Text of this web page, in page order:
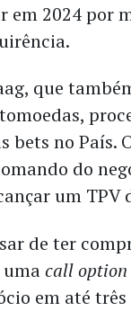
em 2024 por
que
bets no País.
do
um TPV
de ter
umacalloption
em até três